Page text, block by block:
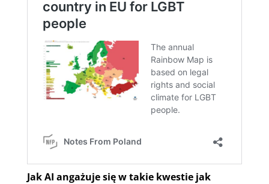
Jak AI angażuje się w takie kwestie jak